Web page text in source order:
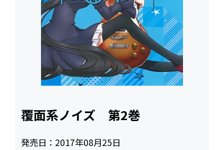
覆面系ノイズ 第2巻
発売日： 2017年08月25日